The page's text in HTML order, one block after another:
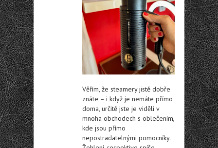
Věřím, že steamery jistě dobře
znáte – i když je nemáte přímo
doma, určitě jste je viděli v
mnoha obchodech s oblečením,
kde jsou přímo
nepostradatelnými pomocníky.